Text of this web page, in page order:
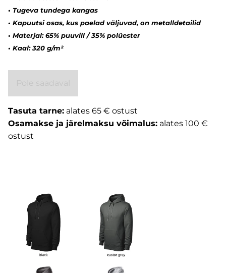
• Tugeva tundega kangas
• Kapuutsi osas, kus paelad väljuvad, on metalldetailid
• Materjal: 65% puuvill / 35% polüester
• Kaal: 320 g/m²
Tasuta tarne: alates 65 € ostust
Osamakse ja järelmaksu võimalus: alates 100 €
ostust